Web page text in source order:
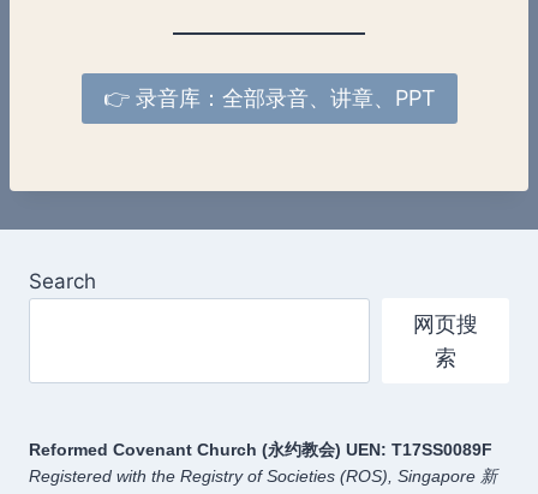
👉 录音库：全部录音、讲章、PPT
Search
网页搜
索
Reformed Covenant Church (永约教会) UEN: T17SS0089F
Registered with the Registry of Societies (ROS), Singapore 新